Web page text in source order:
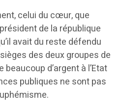
celui du cœur, que
de la république
avait du reste défendu
des deux groupes de
d’argent à l’Etat
publiques ne sont pas